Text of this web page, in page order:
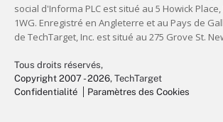
Tous droits réservés,
Copyright 2007 - 2026, TechTarget
Confidentialité
Paramètres des Cookies